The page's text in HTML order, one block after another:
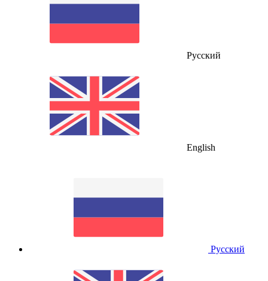
Русский
English
Русский